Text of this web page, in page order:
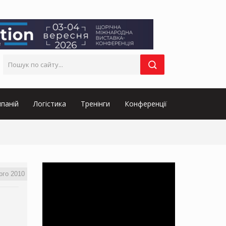
Логістика Тренінги Конференції
2010